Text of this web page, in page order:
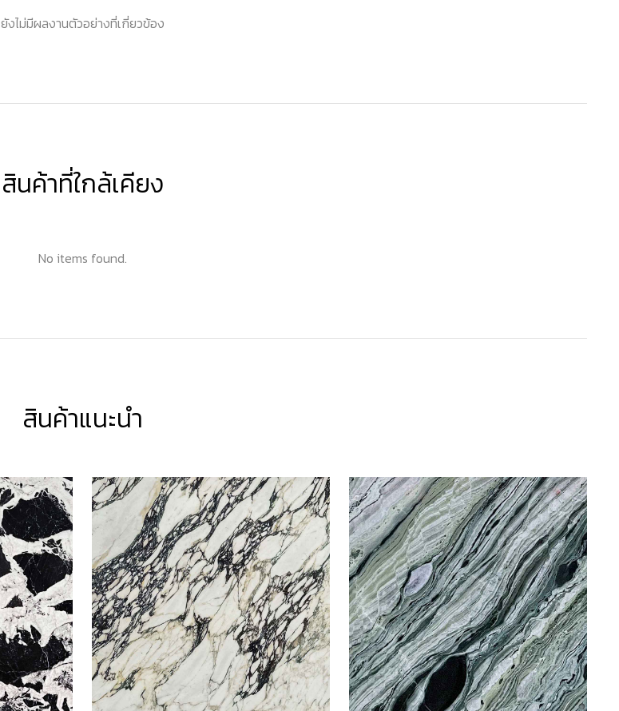
ยังไม่มีผลงานตัวอย่างที่เกี่ยวข้อง
สินค้าที่ใกล้เคียง
No items found.
สินค้าแนะนำ